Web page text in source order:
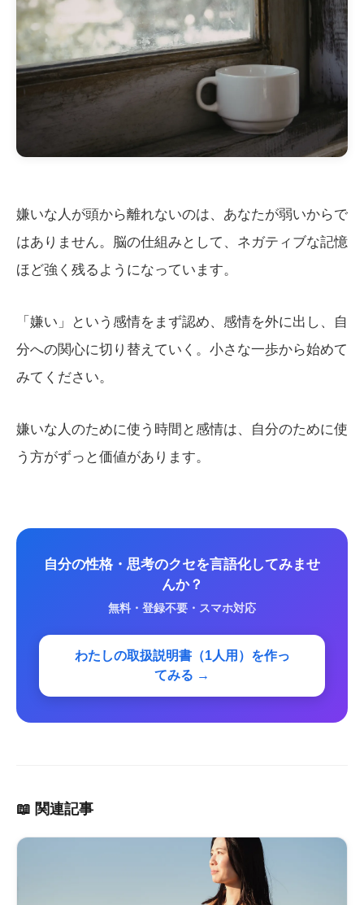
嫌いな人が頭から離れないのは、あなたが弱いからで
はありません。脳の仕組みとして、ネガティブな記憶
ほど強く残るようになっています。
「嫌い」という感情をまず認め、感情を外に出し、自
分への関心に切り替えていく。小さな一歩から始めて
みてください。
嫌いな人のために使う時間と感情は、自分のために使
う方がずっと価値があります。
自分の性格・思考のクセを言語化してみませ
んか？
無料・登録不要・スマホ対応
わたしの取扱説明書（1人用）を作っ
てみる →
📖 関連記事